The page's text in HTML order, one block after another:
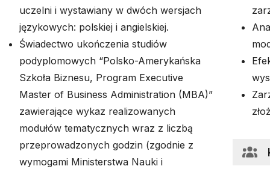
uczelni i wystawiany w dwóch wersjach
językowych: polskiej i angielskiej.
Świadectwo ukończenia studiów
podyplomowych “Polsko-Amerykańska
Szkoła Biznesu, Program Executive
Master of Business Administration (MBA)”
zawierające wykaz realizowanych
modułów tematycznych wraz z liczbą
przeprowadzonych godzin (zgodnie z
wymogami Ministerstwa Nauki i